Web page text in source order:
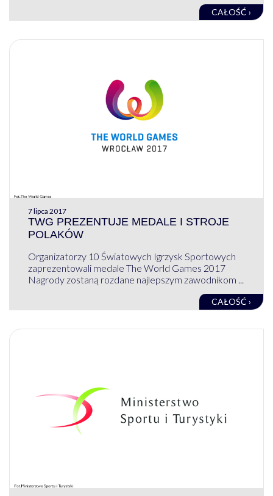
CAŁOŚĆ ›
7 lipca 2017
TWG PREZENTUJE MEDALE I STROJE
POLAKÓW
Organizatorzy 10 Światowych Igrzysk Sportowych
zaprezentowali medale The World Games 2017
Nagrody zostaną rozdane najlepszym zawodnikom ...
CAŁOŚĆ ›